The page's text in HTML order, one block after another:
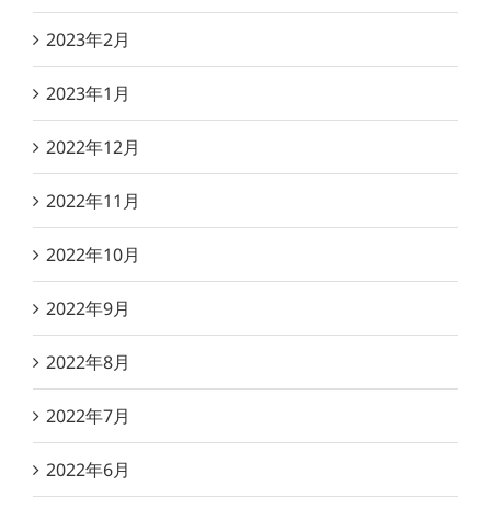
2023年2月
2023年1月
2022年12月
2022年11月
2022年10月
2022年9月
2022年8月
2022年7月
2022年6月